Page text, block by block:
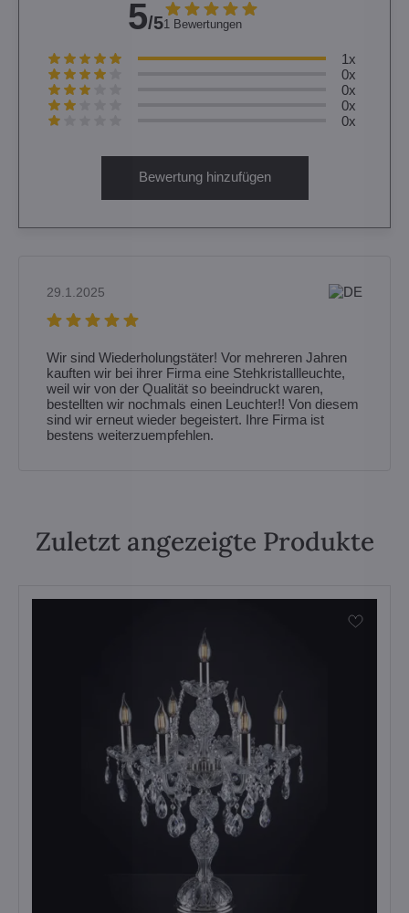
5/51 Bewertungen
1x
0x
0x
0x
0x
Bewertung hinzufügen
29.1.2025
Wir sind Wiederholungstäter! Vor mehreren Jahren
kauften wir bei ihrer Firma eine Stehkristallleuchte,
weil wir von der Qualität so beeindruckt waren,
bestellten wir nochmals einen Leuchter!! Von diesem
sind wir erneut wieder begeistert. Ihre Firma ist
bestens weiterzuempfehlen.
Zuletzt angezeigte Produkte